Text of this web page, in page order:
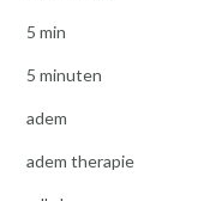
5 min
5 minuten
adem
adem therapie